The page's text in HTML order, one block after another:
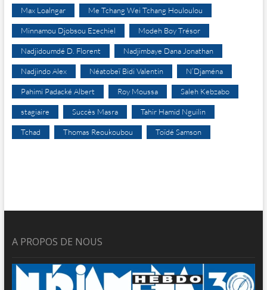
Max Loalngar Me Tchang Wei Tchang Houloulou
Minnamou Djobsou Ezechiel Modeh Boy Trésor
Nadjidoumdé D. Florent Nadjimbaye Dana Jonathan
Nadjindo Alex Néatobeï Bidi Valentin N’Djaména
Pahimi Padacké Albert Roy Moussa Saleh Kebzabo
stagiaire Succès Masra Tahir Hamid Nguilin
Tchad Thomas Reoukoubou Toïdé Samson
A PROPOS DE NOUS